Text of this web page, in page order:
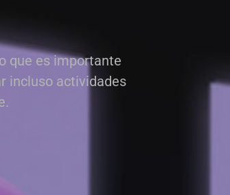
que es importante
incluso actividades